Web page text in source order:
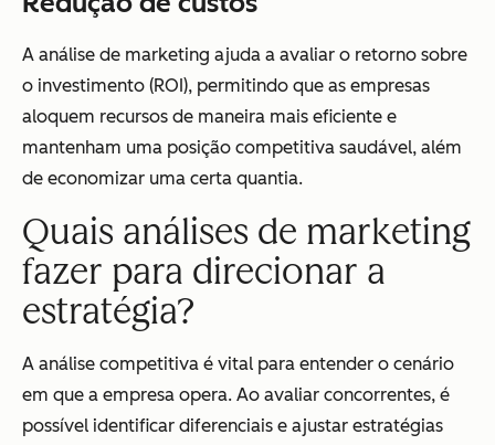
A análise de marketing ajuda a avaliar o retorno sobre
o investimento (ROI), permitindo que as empresas
aloquem recursos de maneira mais eficiente e
mantenham uma posição competitiva saudável, além
de economizar uma certa quantia.
Quais análises de marketing
fazer para direcionar a
estratégia?
A análise competitiva é vital para entender o cenário
em que a empresa opera. Ao avaliar concorrentes, é
possível identificar diferenciais e ajustar estratégias